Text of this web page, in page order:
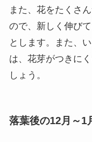
また、花をたくさ
ので、新しく伸び
とします。また、
は、花芽がつきに
しょう。
落葉後の12月～1